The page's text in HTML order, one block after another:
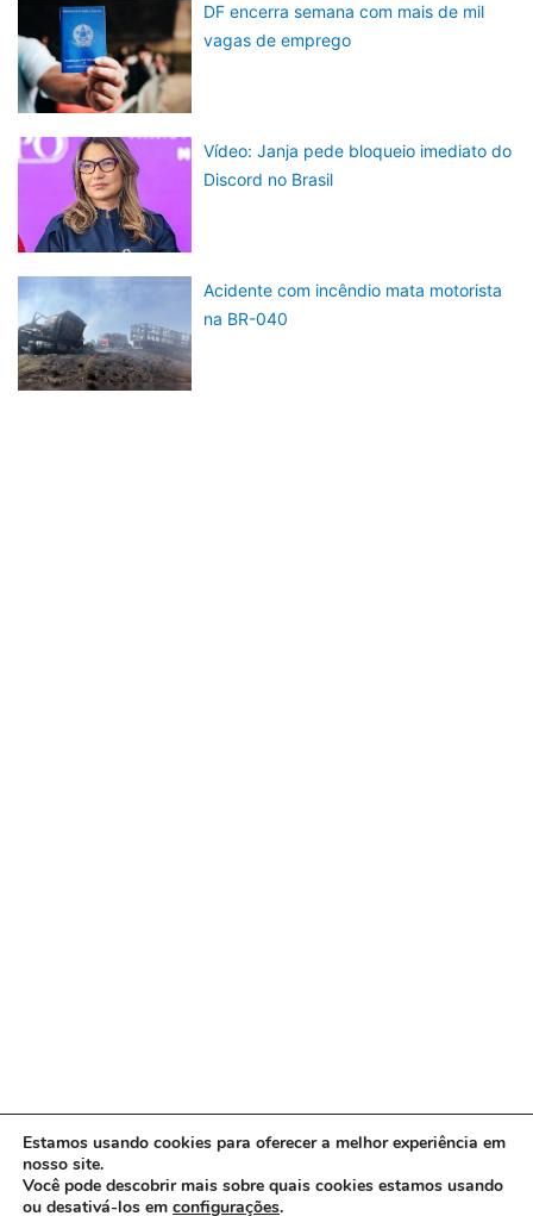
DF encerra semana com mais de mil
vagas de emprego
Vídeo: Janja pede bloqueio imediato do
Discord no Brasil
Acidente com incêndio mata motorista
na BR-040
Estamos usando cookies para oferecer a melhor experiência em
nosso site.
Você pode descobrir mais sobre quais cookies estamos usando
ou desativá-los em configurações.